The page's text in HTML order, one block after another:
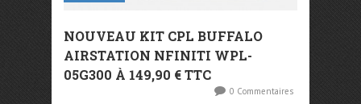
NOUVEAU KIT CPL BUFFALO
AIRSTATION NFINITI WPL-
05G300 À 149,90 € TTC
0 Commentaires